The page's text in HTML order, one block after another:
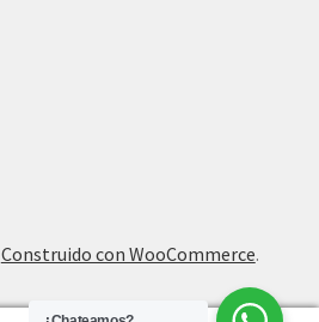
Construido con WooCommerce.